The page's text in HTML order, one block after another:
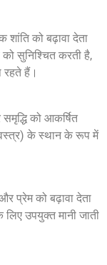
को बढ़ावा देता
सुनिश्चित करती है,
हैं।
को आकर्षित
वस्त्र) के स्थान के रूप में
प्रेम को बढ़ावा देता
लिए उपयुक्त मानी जाती